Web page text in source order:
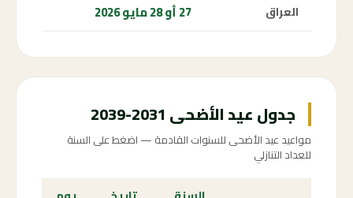
العراق 27 أو 28 مايو 2026
جدول عيد الأضحى 2031-2039
مواعيد عيد الأضحى للسنوات القادمة — اضغط على السنة
للعداد التنازلي